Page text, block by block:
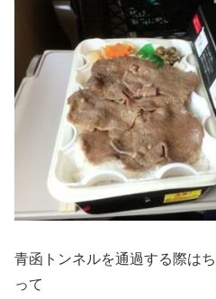
青函トンネルを通過する際は
って